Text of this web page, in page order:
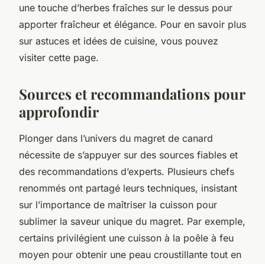
une touche d’herbes fraîches sur le dessus pour
apporter fraîcheur et élégance. Pour en savoir plus
sur astuces et idées de cuisine, vous pouvez
visiter cette page.
Sources et recommandations pour
approfondir
Plonger dans l’univers du magret de canard
nécessite de s’appuyer sur des sources fiables et
des recommandations d’experts. Plusieurs chefs
renommés ont partagé leurs techniques, insistant
sur l’importance de maîtriser la cuisson pour
sublimer la saveur unique du magret. Par exemple,
certains privilégient une cuisson à la poêle à feu
moyen pour obtenir une peau croustillante tout en